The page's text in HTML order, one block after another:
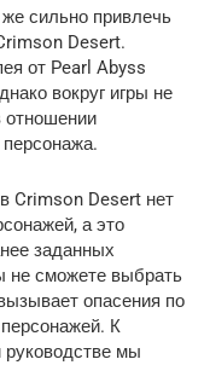
сильно привлечь
Desert.
от Pearl Abyss
вокруг игры не
отношении
Crimson Desert нет
а это
заданных
не сможете выбрать
опасения по
К
руководстве мы